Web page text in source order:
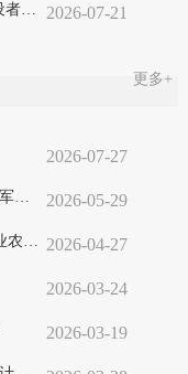
“培养德智体美劳全面发展的社会主义建设者和接班人”——习近平总书记的重要论述指引基础教育改革发展开创新局面 2026-07-21
更多+
2026-07-27
国家邮政局关于公开征求《中国人民解放军军旗、军徽、军歌》纪念邮票图案意见的通知 2026-05-29
国家邮政局办公室 交通运输部办公厅 农业农村部办公厅 商务部办公厅 关于公布农村电商快递协同发展示范区和快递服务现代农业示范项目名单的通知 2026-04-27
2026-03-24
2026-03-19